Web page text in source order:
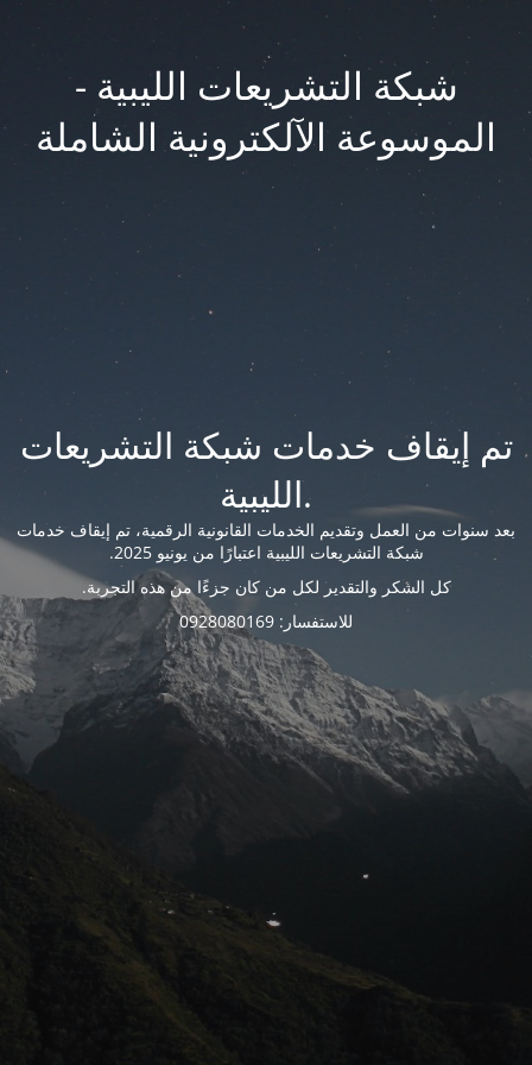
شبكة التشريعات الليبية -
الموسوعة الآلكترونية الشاملة
تم إيقاف خدمات شبكة التشريعات
الليبية.
بعد سنوات من العمل وتقديم الخدمات القانونية الرقمية، تم إيقاف خدمات
شبكة التشريعات الليبية اعتبارًا من يونيو 2025.
كل الشكر والتقدير لكل من كان جزءًا من هذه التجربة.
للاستفسار: 0928080169